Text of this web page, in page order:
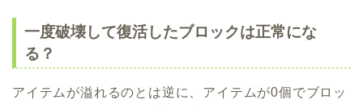
一度破壊して復活したブロックは正常にな
る？
アイテムが溢れるのとは逆に、アイテムが0個でブロッ